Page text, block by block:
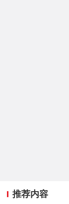
推荐内容